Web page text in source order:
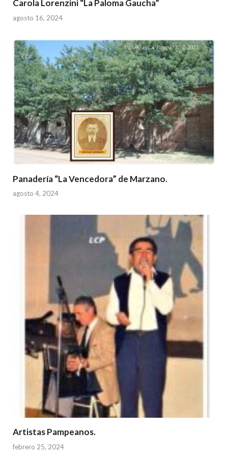
Carola Lorenzini “La Paloma Gaucha”
agosto 16, 2024
Panadería “La Vencedora” de Marzano.
agosto 4, 2024
Artistas Pampeanos.
febrero 25, 2024